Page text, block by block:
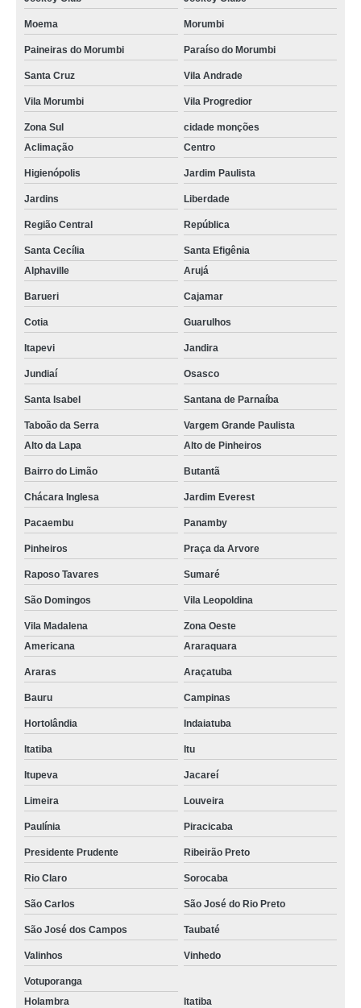
Moema Morumbi
Paineiras do Morumbi Paraíso do Morumbi
Santa Cruz Vila Andrade
Vila Morumbi Vila Progredior
Zona Sul
cidade monções
Aclimação
Centro
Higienópolis Jardim Paulista
Jardins Liberdade
Região Central República
Santa Cecília
Santa Efigênia
Alphaville
Arujá
Barueri Cajamar
Cotia Guarulhos
Itapevi Jandira
Jundiaí Osasco
Santa Isabel Santana de Parnaíba
Taboão da Serra
Vargem Grande Paulista
Alto da Lapa
Alto de Pinheiros
Bairro do Limão Butantã
Chácara Inglesa Jardim Everest
Pacaembu Panamby
Pinheiros Praça da Arvore
Raposo Tavares Sumaré
São Domingos Vila Leopoldina
Vila Madalena
Zona Oeste
Americana
Araraquara
Araras Araçatuba
Bauru Campinas
Hortolândia Indaiatuba
Itatiba Itu
Itupeva Jacareí
Limeira Louveira
Paulínia Piracicaba
Presidente Prudente Ribeirão Preto
Rio Claro Sorocaba
São Carlos São José do Rio Preto
São José dos Campos Taubaté
Valinhos Vinhedo
Votuporanga
Holambra
Itatiba